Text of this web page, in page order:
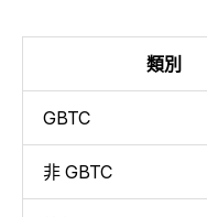
類別
GBTC
非 GBTC